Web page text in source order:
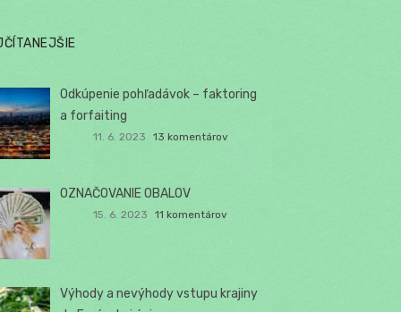
Odkúpenie pohľadávok – faktoring
a forfaiting
11. 6. 2023 13 komentárov
OZNAČOVANIE OBALOV
15. 6. 2023 11 komentárov
Výhody a nevýhody vstupu krajiny